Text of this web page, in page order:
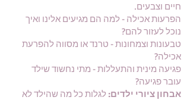
חיים וצבעים.
הפרעות אכילה - למה הם מגיעים אלינו ואיך
נוכל לעזור להם?
טבעונות וצמחונות - טרנד או מסווה להפרעת
אכילה?
פגיעה מינית והתעללות - מתי נחשוד שילד
עובר פגיעה?
אבחון ציורי ילדים: לגלות כל מה שהילד לא